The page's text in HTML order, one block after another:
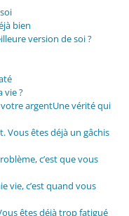
bien
version de soi ?
vie ?
argentUne vérité qui
Vous êtes déjà un gâchis
c’est que vous
vie, c’est quand vous
êtes déjà trop fatigué